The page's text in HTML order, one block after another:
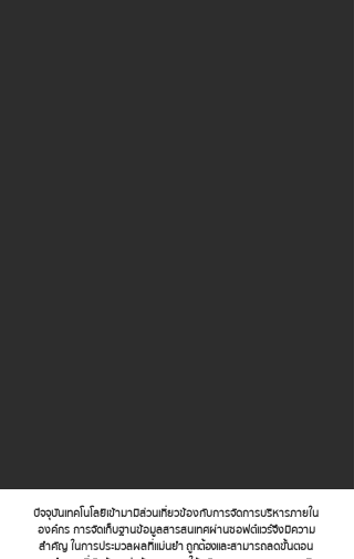
ปัจจุบันเทคโนโลยีเข้ามามีส่วนเกี่ยวข้องกับการจัดการบริหารภายใน
องค์กร การจัดเก็บฐานข้อมูลสารสนเทศผ่านซอฟต์แวร์จึงมีความ
สำคัญ ในการประมวลผลที่แม่นยำถูกต้องและสามารถลดขั้นตอน